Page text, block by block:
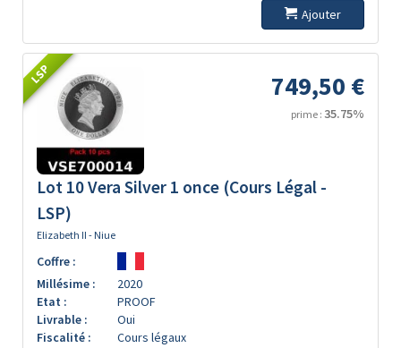
Ajouter
LSP 749,50 €
prime : 35.75%
Lot 10 Vera Silver 1 once (Cours Légal -
LSP)
Elizabeth II - Niue
Coffre :
Millésime :
2020
Etat :
PROOF
Livrable :
Oui
Fiscalité :
Cours légaux